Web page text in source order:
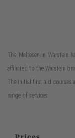
The Malteser in Warstein
affiliated to the Warstein
The initial first aid courses
range of services.